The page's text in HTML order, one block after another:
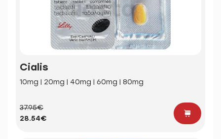
Cialis
10mg | 20mg | 40mg | 60mg | 80mg
37.95€
28.54€